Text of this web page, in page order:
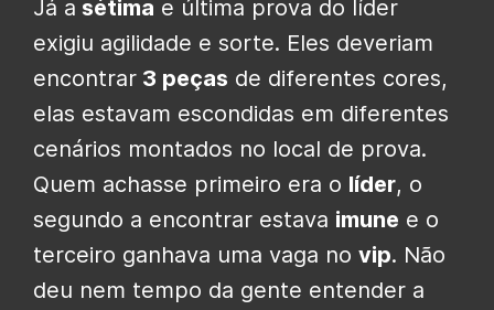
Já a sétima e última prova do líder
exigiu agilidade e sorte. Eles deveriam
encontrar 3 peças de diferentes cores,
elas estavam escondidas em diferentes
cenários montados no local de prova.
Quem achasse primeiro era o líder, o
segundo a encontrar estava imune e o
terceiro ganhava uma vaga no vip. Não
deu nem tempo da gente entender a